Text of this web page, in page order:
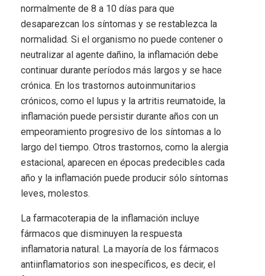
normalmente de 8 a 10 días para que
desaparezcan los síntomas y se restablezca la
normalidad. Si el organismo no puede contener o
neutralizar al agente dañino, la inflamación debe
continuar durante períodos más largos y se hace
crónica. En los trastornos autoinmunitarios
crónicos, como el lupus y la artritis reumatoide, la
inflamación puede persistir durante años con un
empeoramiento progresivo de los síntomas a lo
largo del tiempo. Otros trastornos, como la alergia
estacional, aparecen en épocas predecibles cada
año y la inflamación puede producir sólo síntomas
leves, molestos.
La farmacoterapia de la inflamación incluye
fármacos que disminuyen la respuesta
inflamatoria natural. La mayoría de los fármacos
antiinflamatorios son inespecíficos, es decir, el